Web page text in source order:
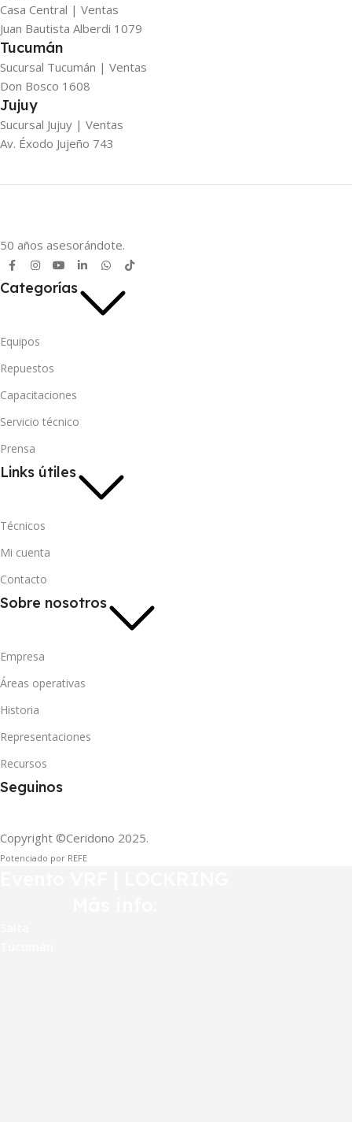
Casa Central | Ventas
Juan Bautista Alberdi 1079
Tucumán
Sucursal Tucumán | Ventas
Don Bosco 1608
Jujuy
Sucursal Jujuy | Ventas
Av. Éxodo Jujeño 743
50 años asesorándote.
Categorías
Equipos
Repuestos
Capacitaciones
Servicio técnico
Prensa
Links útiles
Técnicos
Mi cuenta
Contacto
Sobre nosotros
Empresa
Áreas operativas
Historia
Representaciones
Recursos
Seguinos
Copyright ©Ceridono 2025.
Potenciado por REFE